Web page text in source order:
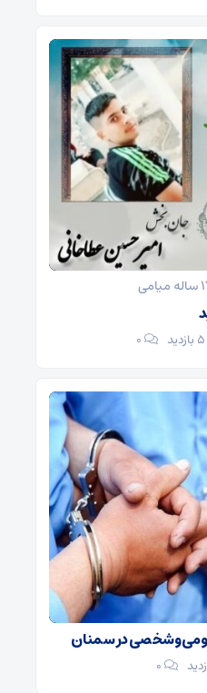
۰
و شخصی در سمنان
۰